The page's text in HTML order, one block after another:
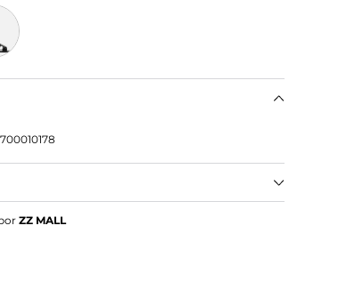
Croco
ZZ MALL